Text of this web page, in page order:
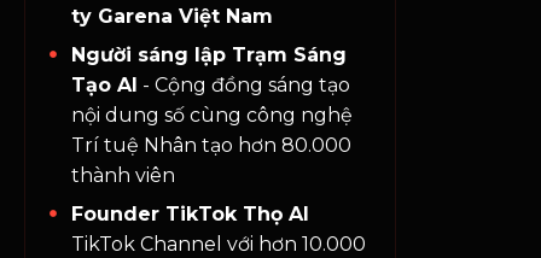
ty Garena Việt Nam
Người sáng lập Trạm Sáng
Tạo AI - Cộng đồng sáng tạo
nội dung số cùng công nghệ
Trí tuệ Nhân tạo hơn 80.000
thành viên
Founder TikTok Thọ AI
TikTok Channel với hơn 10.000